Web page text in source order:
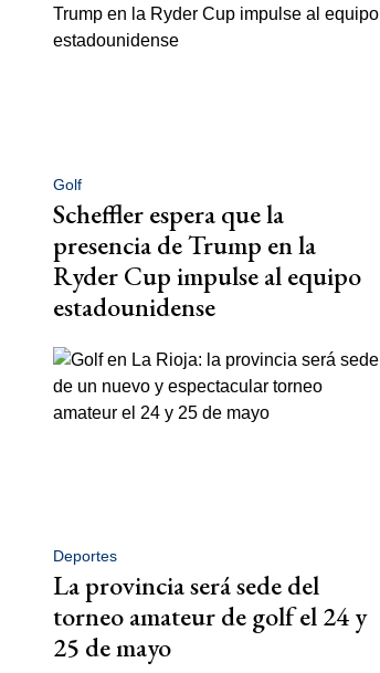
Golf
Scheffler espera que la
presencia de Trump en la
Ryder Cup impulse al equipo
estadounidense
Deportes
La provincia será sede del
torneo amateur de golf el 24 y
25 de mayo